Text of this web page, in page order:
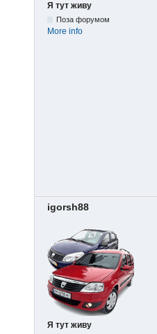
Я тут живу
Поза форумом
More info
igorsh88
Я тут живу